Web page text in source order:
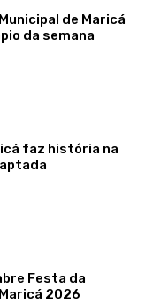
de Maricá
da semana
faz história na
Festa da
2026